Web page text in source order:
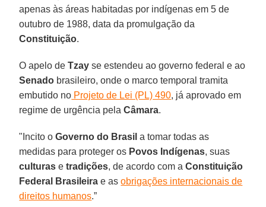
apenas às áreas habitadas por indígenas em 5 de
outubro de 1988, data da promulgação da
Constituição.
O apelo deTzay se estendeu ao governo federal e ao
Senado brasileiro, onde o marco temporal tramita
embutido no Projeto de Lei (PL) 490, já aprovado em
regime de urgência pela Câmara.
"Incito o Governo do Brasil a tomar todas as
medidas para proteger os Povos Indígenas, suas
culturas etradições, de acordo com aConstituição
Federal Brasileira e asobrigações internacionais de
direitos humanos.”